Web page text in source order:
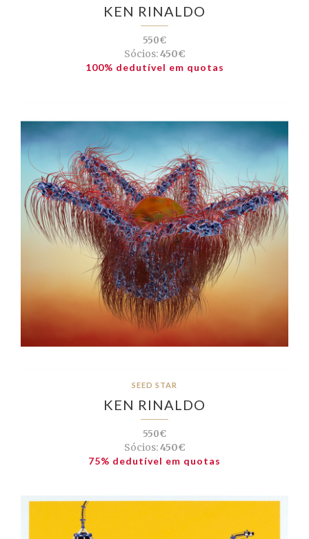
KEN RINALDO
550€
Sócios:450€
100% dedutível em quotas
SEED STAR
KEN RINALDO
550€
Sócios:450€
75% dedutível em quotas